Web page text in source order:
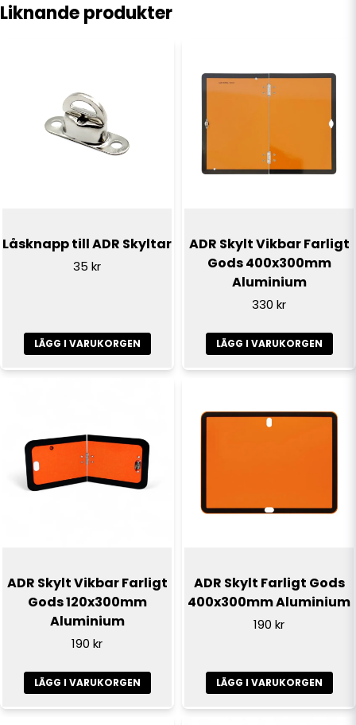
email
E-postadress
Skicka fråga
Liknande produkter
Låsknapp till ADR Skyltar
35 kr
LÄGG I VARUKORGEN
ADR Skylt Vikbar Farligt
Gods 400x300mm
Aluminium
330 kr
LÄGG I VARUKORGEN
ADR Skylt Vikbar Farligt
Gods 120x300mm
Aluminium
190 kr
LÄGG I VARUKORGEN
ADR Skylt Farligt Gods
400x300mm Aluminium
190 kr
LÄGG I VARUKORGEN